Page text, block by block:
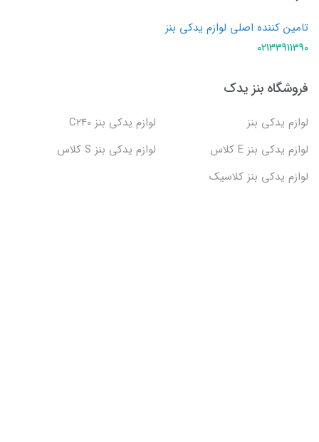
تامین کننده اصلی لوازم یدکی بنز
02133911390
فروشگاه بنز یدک
لوازم یدکی بنز
لوازم یدکی بنز C240
لوازم یدکی بنز E کلاس
لوازم یدکی بنز S کلاس
لوازم یدکی بنز کلاسیک